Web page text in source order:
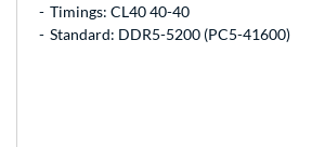
Timings: CL40 40-40
Standard: DDR5-5200 (PC5-41600)